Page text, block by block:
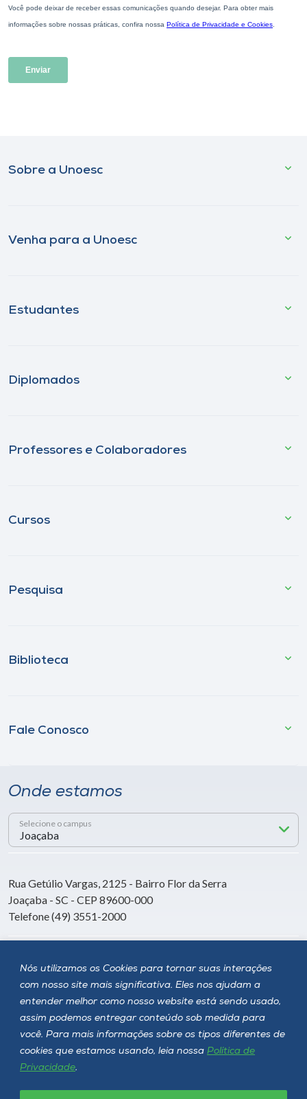
Nós utilizamos os Cookies para tornar suas interações
com nosso site mais significativa. Eles nos ajudam a
entender melhor como nosso website está sendo usado,
assim podemos entregar conteúdo sob medida para
você. Para mais informações sobre os tipos diferentes de
cookies que estamos usando, leia nossa Política de
Privacidade.
Sobre a Unoesc
Venha para a Unoesc
Estudantes
Diplomados
Professores e Colaboradores
Cursos
Pesquisa
Biblioteca
Fale Conosco
Onde estamos
Selecione o campus
Rua Getúlio Vargas, 2125 - Bairro Flor da Serra
Joaçaba - SC - CEP 89600-000
Telefone (49) 3551-2000
Siga a Unoesc